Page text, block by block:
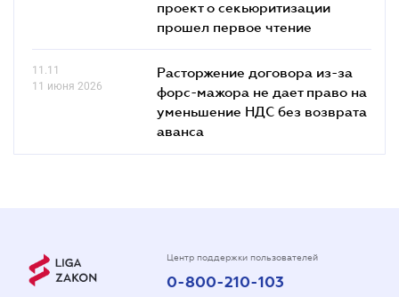
проект о секьюритизации
прошел первое чтение
11.11
11 июня 2026
Расторжение договора из-за
форс-мажора не дает право на
уменьшение НДС без возврата
аванса
Центр поддержки пользователей
0-800-210-103